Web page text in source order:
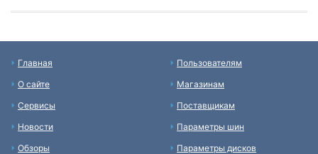
Главная
О сайте
Сервисы
Новости
Обзоры
Пользователям
Магазинам
Поставщикам
Параметры шин
Параметры дисков